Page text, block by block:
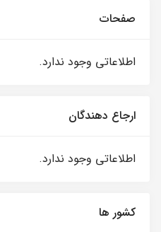
صفحات
اطلاعاتی وجود ندارد.
ارجاع دهندگان
اطلاعاتی وجود ندارد.
کشور ها